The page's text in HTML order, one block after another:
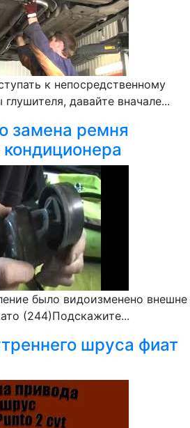
к непосредственному
давайте вначале...
замена ремня
кондиционера
было видоизменено внешне
(244)Подскажите...
шруса фиат